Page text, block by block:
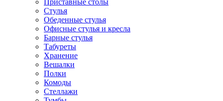
Приставные столы
Стулья
Обеденные стулья
Офисные стулья и кресла
Барные стулья
Табуреты
Хранение
Вешалки
Полки
Комоды
Стеллажи